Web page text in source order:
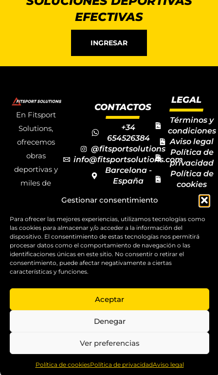
Gestionar consentimiento
Para ofrecer las mejores experiencias, utilizamos tecnologías como
las cookies para almacenar y/o acceder a la información del
dispositivo. El consentimiento de estas tecnologías nos permitirá
procesar datos como el comportamiento de navegación o las
identificaciones únicas en este sitio. No consentir o retirar el
consentimiento, puede afectar negativamente a ciertas
características y funciones.
Aceptar
Denegar
Ver preferencias
Política de cookiesPolítica de privacidadAviso legal
Home Shop Compare More
EFECTIVAS
INGRESAR
En Fitsport
Solutions,
ofrecemos
obras
deportivas y
miles de
deportivos
para todas las
disciplinas,
garantizando
la calidad y el
Copyright ©
FitSport
Solutions
CONTACTOS
+34
654526384
@fitsportsolutions
info@fitsportsolutions.com
Barcelona -
España
de contacto
LEGAL
Términos y
condiciones
Aviso legal
Política de
privacidad
Política de
cookies
Mapa del
sitio